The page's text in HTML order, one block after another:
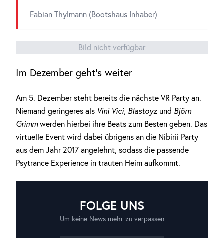
Fabian Thylmann (Bootshaus Inhaber)
Bild nicht verfügbar
Im Dezember geht’s weiter
Am 5. Dezember steht bereits die nächste VR Party an.
Niemand geringeres als Vini Vici, Blastoyz und Björn
Grimmwerden hierbei ihre Beats zum Besten geben. Das
virtuelle Event wird dabei übrigens an die Nibirii Party
aus dem Jahr 2017 angelehnt, sodass die passende
Psytrance Experience in trauten Heim aufkommt.
FOLGE UNS
Um keine News mehr zu verpassen